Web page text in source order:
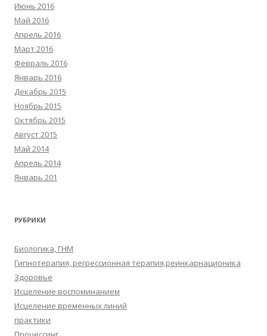
Июнь 2016
Май 2016
Апрель 2016
Март 2016
Февраль 2016
Январь 2016
Декабрь 2015
Ноябрь 2015
Октябрь 2015
Август 2015
Май 2014
Апрель 2014
Январь 201
РУБРИКИ
Биологика, ГНМ
Гипнотерапия, регрессионная терапия,реинкарнационика
Здоровье
Исцеление воспоминанием
Исцеление временных линий
практики